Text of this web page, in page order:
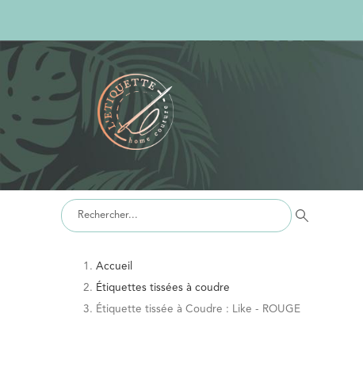
Accueil
Étiquettes tissées à coudre
Étiquette tissée à Coudre : Like - ROUGE